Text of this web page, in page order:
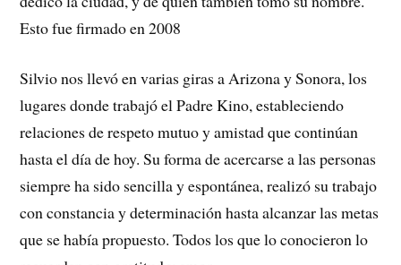
Esto fue firmado en 2008
Silvio nos llevó en varias giras a Arizona y Sonora, los
lugares donde trabajó el Padre Kino, estableciendo
relaciones de respeto mutuo y amistad que continúan
hasta el día de hoy. Su forma de acercarse a las personas
siempre ha sido sencilla y espontánea, realizó su trabajo
con constancia y determinación hasta alcanzar las metas
que se había propuesto. Todos los que lo conocieron lo